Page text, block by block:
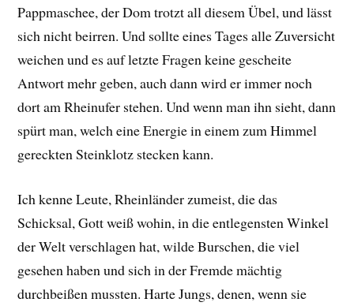
Pappmaschee, der Dom trotzt all diesem Übel, und lässt
sich nicht beirren. Und sollte eines Tages alle Zuversicht
weichen und es auf letzte Fragen keine gescheite
Antwort mehr geben, auch dann wird er immer noch
dort am Rheinufer stehen. Und wenn man ihn sieht, dann
spürt man, welch eine Energie in einem zum Himmel
gereckten Steinklotz stecken kann.
Ich kenne Leute, Rheinländer zumeist, die das
Schicksal, Gott weiß wohin, in die entlegensten Winkel
der Welt verschlagen hat, wilde Burschen, die viel
gesehen haben und sich in der Fremde mächtig
durchbeißen mussten. Harte Jungs, denen, wenn sie